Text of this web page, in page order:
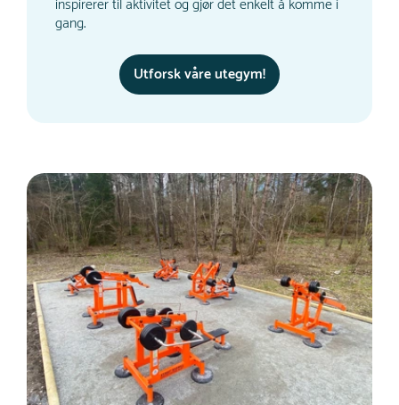
gang.
Utforsk våre utegym!